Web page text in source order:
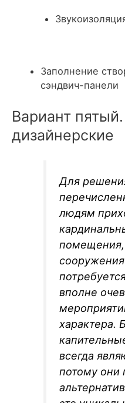
Заполнение
сэндвич-панели
Вариант
дизайнерские
Для
людям
помещения,
вполне
характера.
всегда
потому они